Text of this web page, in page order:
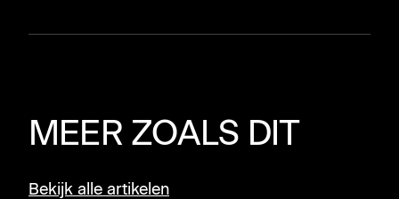
MEER ZOALS DIT
Bekijk alle artikelen